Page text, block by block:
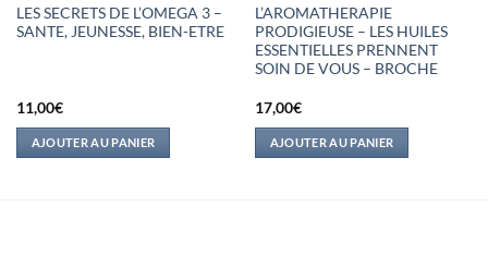
LES SECRETS DE L’OMEGA 3 –
SANTE, JEUNESSE, BIEN-ETRE
11,00€
AJOUTER AU PANIER
L’AROMATHERAPIE
PRODIGIEUSE – LES HUILES
ESSENTIELLES PRENNENT
SOIN DE VOUS – BROCHE
17,00€
AJOUTER AU PANIER